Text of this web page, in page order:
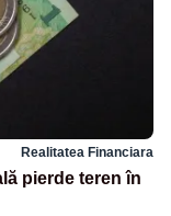
Realitatea Financiara
pierde teren în